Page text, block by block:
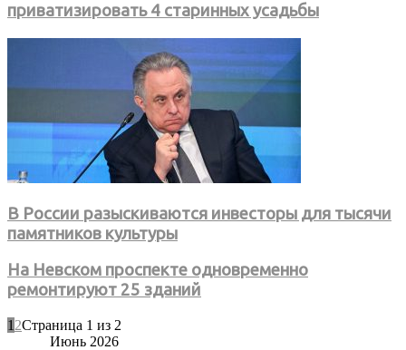
приватизировать 4 старинных усадьбы
В России разыскиваются инвесторы для тысячи
памятников культуры
На Невском проспекте одновременно
ремонтируют 25 зданий
1 2Страница 1 из 2
Июнь 2026